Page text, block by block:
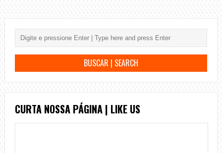
CURTA NOSSA PÁGINA | LIKE US